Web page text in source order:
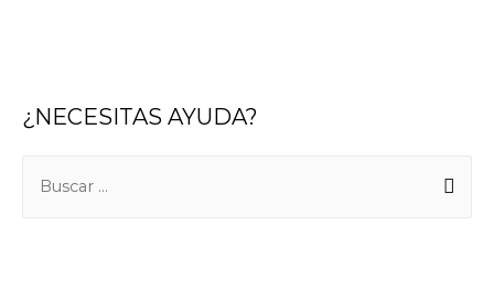
¿NECESITAS AYUDA?